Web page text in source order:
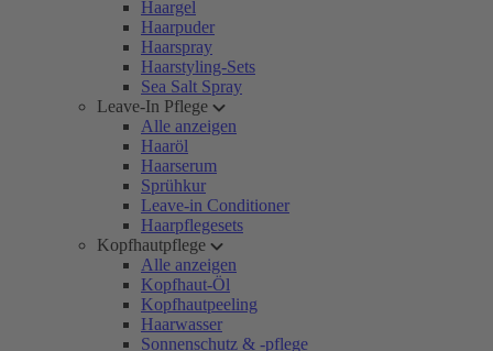
Haargel
Haarpuder
Haarspray
Haarstyling-Sets
Sea Salt Spray
Leave-In Pflege
Alle anzeigen
Haaröl
Haarserum
Sprühkur
Leave-in Conditioner
Haarpflegesets
Kopfhautpflege
Alle anzeigen
Kopfhaut-Öl
Kopfhautpeeling
Haarwasser
Sonnenschutz & -pflege